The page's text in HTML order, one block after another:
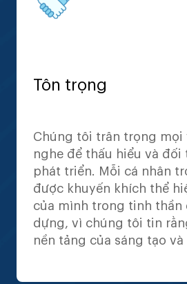
Tôn trọng
Chúng tôi trân trọng mọi
nghe để thấu hiểu và đối
phát triển. Mỗi cá nhân
được khuyến khích thể
của mình trong tinh thần
dựng, vì chúng tôi tin
nền tảng của sáng tạo